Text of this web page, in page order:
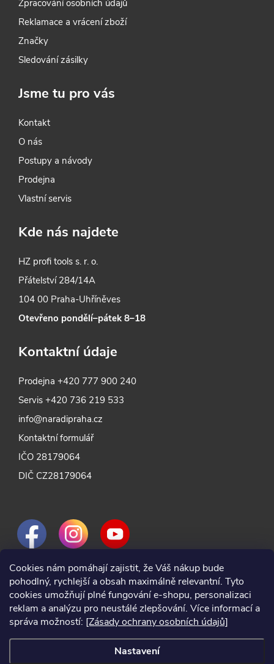
Cookies nám pomáhají zajistit, že Váš nákup bude
pohodlný, rychlejší a obsah maximálně relevantní. Tyto
cookies umožňují plné fungování e-shopu, personalizaci
reklam a analýzu pro neustálé zlepšování. Více informací a
správa možností: [Zásady ochrany osobních údajů]
Nastavení
Zpracování osobních údajů
Reklamace a vrácení zboží
Značky
Sledování zásilky
Jsme tu pro vás
Kontakt
O nás
Postupy a návody
Prodejna
Vlastní servis
Kde nás najdete
HZ profi tools s. r. o.
Přátelství 284/14A
104 00 Praha-Uhříněves
Otevřeno pondělí–pátek 8–18
Kontaktní údaje
Prodejna+420 777 900 240
Servis+420 736 219 533
info@naradipraha.cz
Kontaktní formulář
IČO 28179064
DIČ CZ28179064